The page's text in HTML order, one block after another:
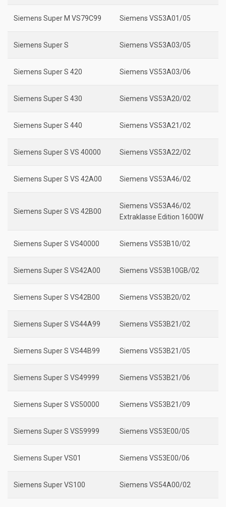
Siemens Super M VS79C99 Siemens VS53A01/05
Siemens Super S Siemens VS53A03/05
Siemens Super S 420 Siemens VS53A03/06
Siemens Super S 430 Siemens VS53A20/02
Siemens Super S 440 Siemens VS53A21/02
Siemens Super S VS 40000 Siemens VS53A22/02
Siemens Super S VS 42A00 Siemens VS53A46/02
Siemens Super S VS 42B00
Siemens VS53A46/02
Extraklasse Edition 1600W
Siemens Super S VS40000 Siemens VS53B10/02
Siemens Super S VS42A00 Siemens VS53B10GB/02
Siemens Super S VS42B00 Siemens VS53B20/02
Siemens Super S VS44A99 Siemens VS53B21/02
Siemens Super S VS44B99 Siemens VS53B21/05
Siemens Super S VS49999 Siemens VS53B21/06
Siemens Super S VS50000 Siemens VS53B21/09
Siemens Super S VS59999 Siemens VS53E00/05
Siemens Super VS01 Siemens VS53E00/06
Siemens Super VS100 Siemens VS54A00/02